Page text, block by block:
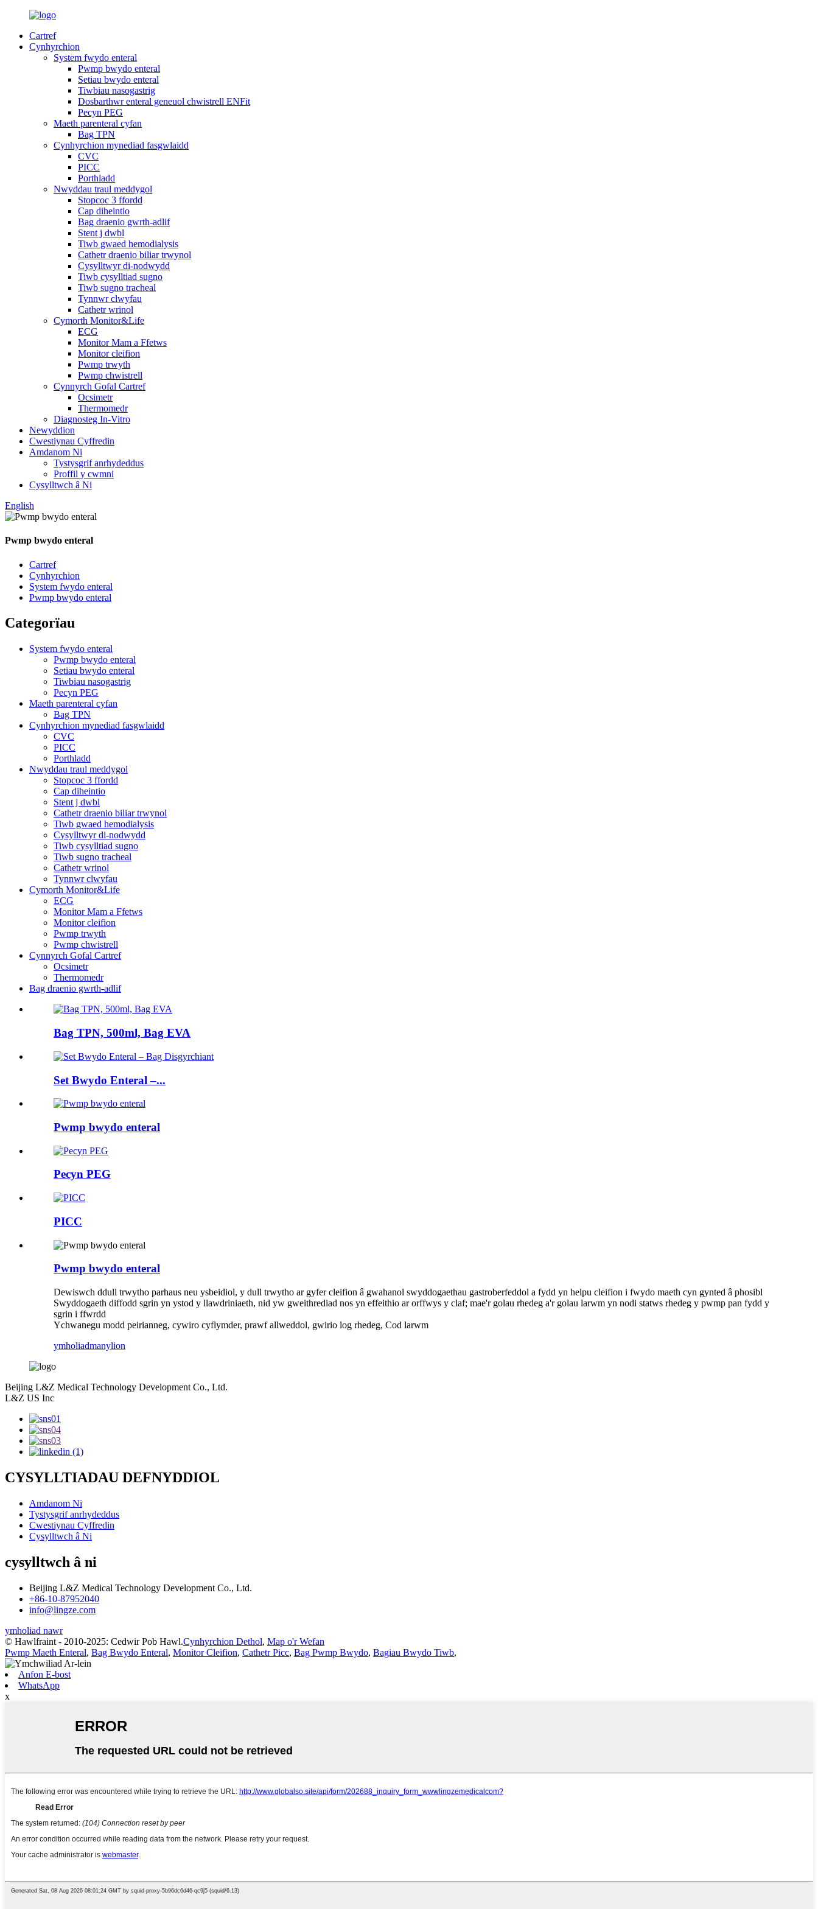
Cartref
Cynhyrchion
System fwydo enteral
Pwmp bwydo enteral
Setiau bwydo enteral
Tiwbiau nasogastrig
Dosbarthwr enteral geneuol chwistrell ENFit
Pecyn PEG
Maeth parenteral cyfan
Bag TPN
Cynhyrchion mynediad fasgwlaidd
CVC
PICC
Porthladd
Nwyddau traul meddygol
Stopcoc 3 ffordd
Cap diheintio
Bag draenio gwrth-adlif
Stent j dwbl
Tiwb gwaed hemodialysis
Cathetr draenio biliar trwynol
Cysylltwyr di-nodwydd
Tiwb cysylltiad sugno
Tiwb sugno tracheal
Tynnwr clwyfau
Cathetr wrinol
Cymorth Monitor&Life
ECG
Monitor Mam a Ffetws
Monitor cleifion
Pwmp trwyth
Pwmp chwistrell
Cynnyrch Gofal Cartref
Ocsimetr
Thermomedr
Diagnosteg In-Vitro
Newyddion
Cwestiynau Cyffredin
Amdanom Ni
Tystysgrif anrhydeddus
Proffil y cwmni
Cysylltwch â Ni
English
Pwmp bwydo enteral
Cartref
Cynhyrchion
System fwydo enteral
Pwmp bwydo enteral
Categorïau
System fwydo enteral
Pwmp bwydo enteral
Setiau bwydo enteral
Tiwbiau nasogastrig
Pecyn PEG
Maeth parenteral cyfan
Bag TPN
Cynhyrchion mynediad fasgwlaidd
CVC
PICC
Porthladd
Nwyddau traul meddygol
Stopcoc 3 ffordd
Cap diheintio
Stent j dwbl
Cathetr draenio biliar trwynol
Tiwb gwaed hemodialysis
Cysylltwyr di-nodwydd
Tiwb cysylltiad sugno
Tiwb sugno tracheal
Cathetr wrinol
Tynnwr clwyfau
Cymorth Monitor&Life
ECG
Monitor Mam a Ffetws
Monitor cleifion
Pwmp trwyth
Pwmp chwistrell
Cynnyrch Gofal Cartref
Ocsimetr
Thermomedr
Bag draenio gwrth-adlif
Bag TPN, 500ml, Bag EVA
Set Bwydo Enteral –...
Pwmp bwydo enteral
Pecyn PEG
PICC
Pwmp bwydo enteral
Dewiswch ddull trwytho parhaus neu ysbeidiol, y dull trwytho ar gyfer cleifion â gwahanol swyddogaethau gastroberfeddol a fydd yn helpu cleifion i fwydo maeth cyn gynted â phosibl
Swyddogaeth diffodd sgrin yn ystod y llawdriniaeth, nid yw gweithrediad nos yn effeithio ar orffwys y claf; mae'r golau rhedeg a'r golau larwm yn nodi statws rhedeg y pwmp pan fydd y
sgrin i ffwrdd
Ychwanegu modd peirianneg, cywiro cyflymder, prawf allweddol, gwirio log rhedeg, Cod larwm
ymholiadmanylion
Beijing L&Z Medical Technology Development Co., Ltd.
L&Z US Inc
CYSYLLTIADAU DEFNYDDIOL
Amdanom Ni
Tystysgrif anrhydeddus
Cwestiynau Cyffredin
Cysylltwch â Ni
cysylltwch â ni
Beijing L&Z Medical Technology Development Co., Ltd.
+86-10-87952040
info@lingze.com
ymholiad nawr
© Hawlfraint - 2010-2025: Cedwir Pob Hawl.Cynhyrchion Dethol, Map o'r Wefan
Pwmp Maeth Enteral, Bag Bwydo Enteral, Monitor Cleifion, Cathetr Picc, Bag Pwmp Bwydo, Bagiau Bwydo Tiwb,
Anfon E-bost
WhatsApp
x